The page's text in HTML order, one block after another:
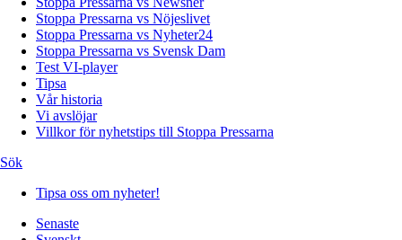
Stoppa Pressarna vs Nöjeslivet
Stoppa Pressarna vs Nyheter24
Stoppa Pressarna vs Svensk Dam
Test VI-player
Tipsa
Vår historia
Vi avslöjar
Villkor för nyhetstips till Stoppa Pressarna
Sök
Tipsa oss om nyheter!
Senaste